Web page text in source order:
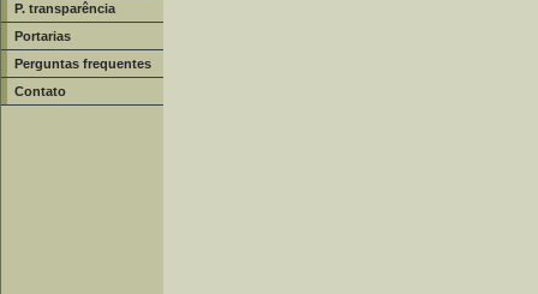
P. transparência
Portarias
Perguntas frequentes
Contato